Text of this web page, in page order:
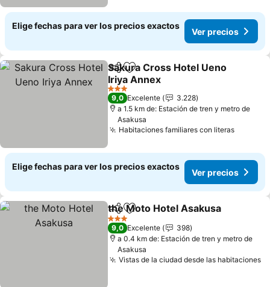
Elige fechas para ver los precios exactos
Ver precios
CompartirAgregar a favoritos
Sakura Cross Hotel Ueno
Iriya Annex
3 Estrellas
9,0 Excelente
3.228
a 1.5 km de: Estación de tren y metro de
Asakusa
Habitaciones familiares con literas
Elige fechas para ver los precios exactos
Ver precios
CompartirAgregar a favoritos
the Moto Hotel Asakusa
3 Estrellas
9,0 Excelente
398
a 0.4 km de: Estación de tren y metro de
Asakusa
Vistas de la ciudad desde las habitaciones